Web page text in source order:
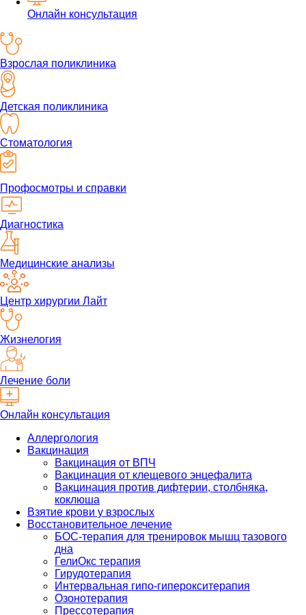
Онлайн консультация
Взрослая поликлиника
Детская поликлиника
Стоматология
Профосмотры и справки
Диагностика
Медицинские анализы
Центр хирургии Лайт
Жизнелогия
Лечение боли
Онлайн консультация
Аллергология
Вакцинация
Вакцинация от ВПЧ
Вакцинация от клещевого энцефалита
Вакцинация против дифтерии, столбняка,
коклюша
Взятие крови у взрослых
Восстановительное лечение
БОС-терапия для тренировок мышц тазового
дна
ГелиОкс терапия
Гирудотерапия
Интервальная гипо-гиперокситерапия
Озонотерапия
Прессотерапия